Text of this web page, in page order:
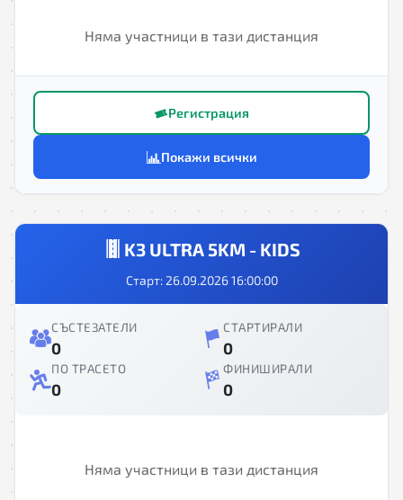
Няма участници в тази дистанция
Регистрация
Покажи всички
K3 ULTRA 5KM - KIDS
Старт: 26.09.2026 16:00:00
СЪСТЕЗАТЕЛИ
0
СТАРТИРАЛИ
0
ПО ТРАСЕТО
0
ФИНИШИРАЛИ
0
Няма участници в тази дистанция